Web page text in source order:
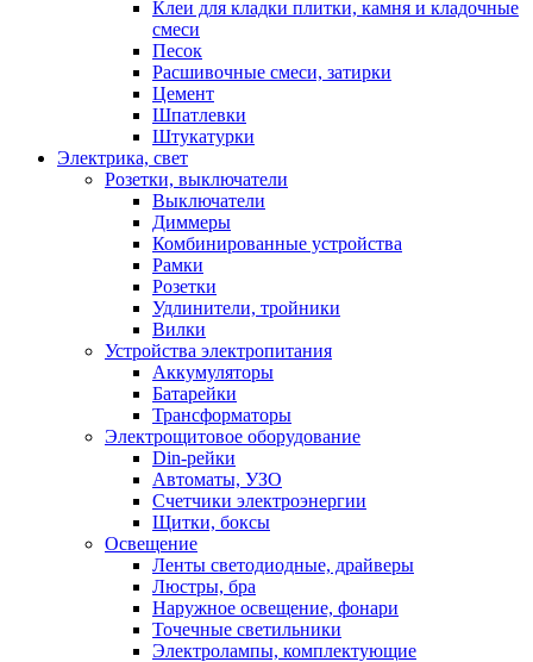
Клеи для кладки плитки, камня и кладочные
смеси
Песок
Расшивочные смеси, затирки
Цемент
Шпатлевки
Штукатурки
Электрика, свет
Розетки, выключатели
Выключатели
Диммеры
Комбинированные устройства
Рамки
Розетки
Удлинители, тройники
Вилки
Устройства электропитания
Аккумуляторы
Батарейки
Трансформаторы
Электрощитовое оборудование
Din-рейки
Автоматы, УЗО
Счетчики электроэнергии
Щитки, боксы
Освещение
Ленты светодиодные, драйверы
Люстры, бра
Наружное освещение, фонари
Точечные светильники
Электролампы, комплектующие